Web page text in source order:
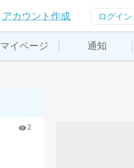
アカウント作成 ログイン
マイページ 通知
2